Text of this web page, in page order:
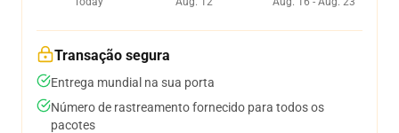
Transação segura
Entrega mundial na sua porta
Número de rastreamento fornecido para todos os
pacotes